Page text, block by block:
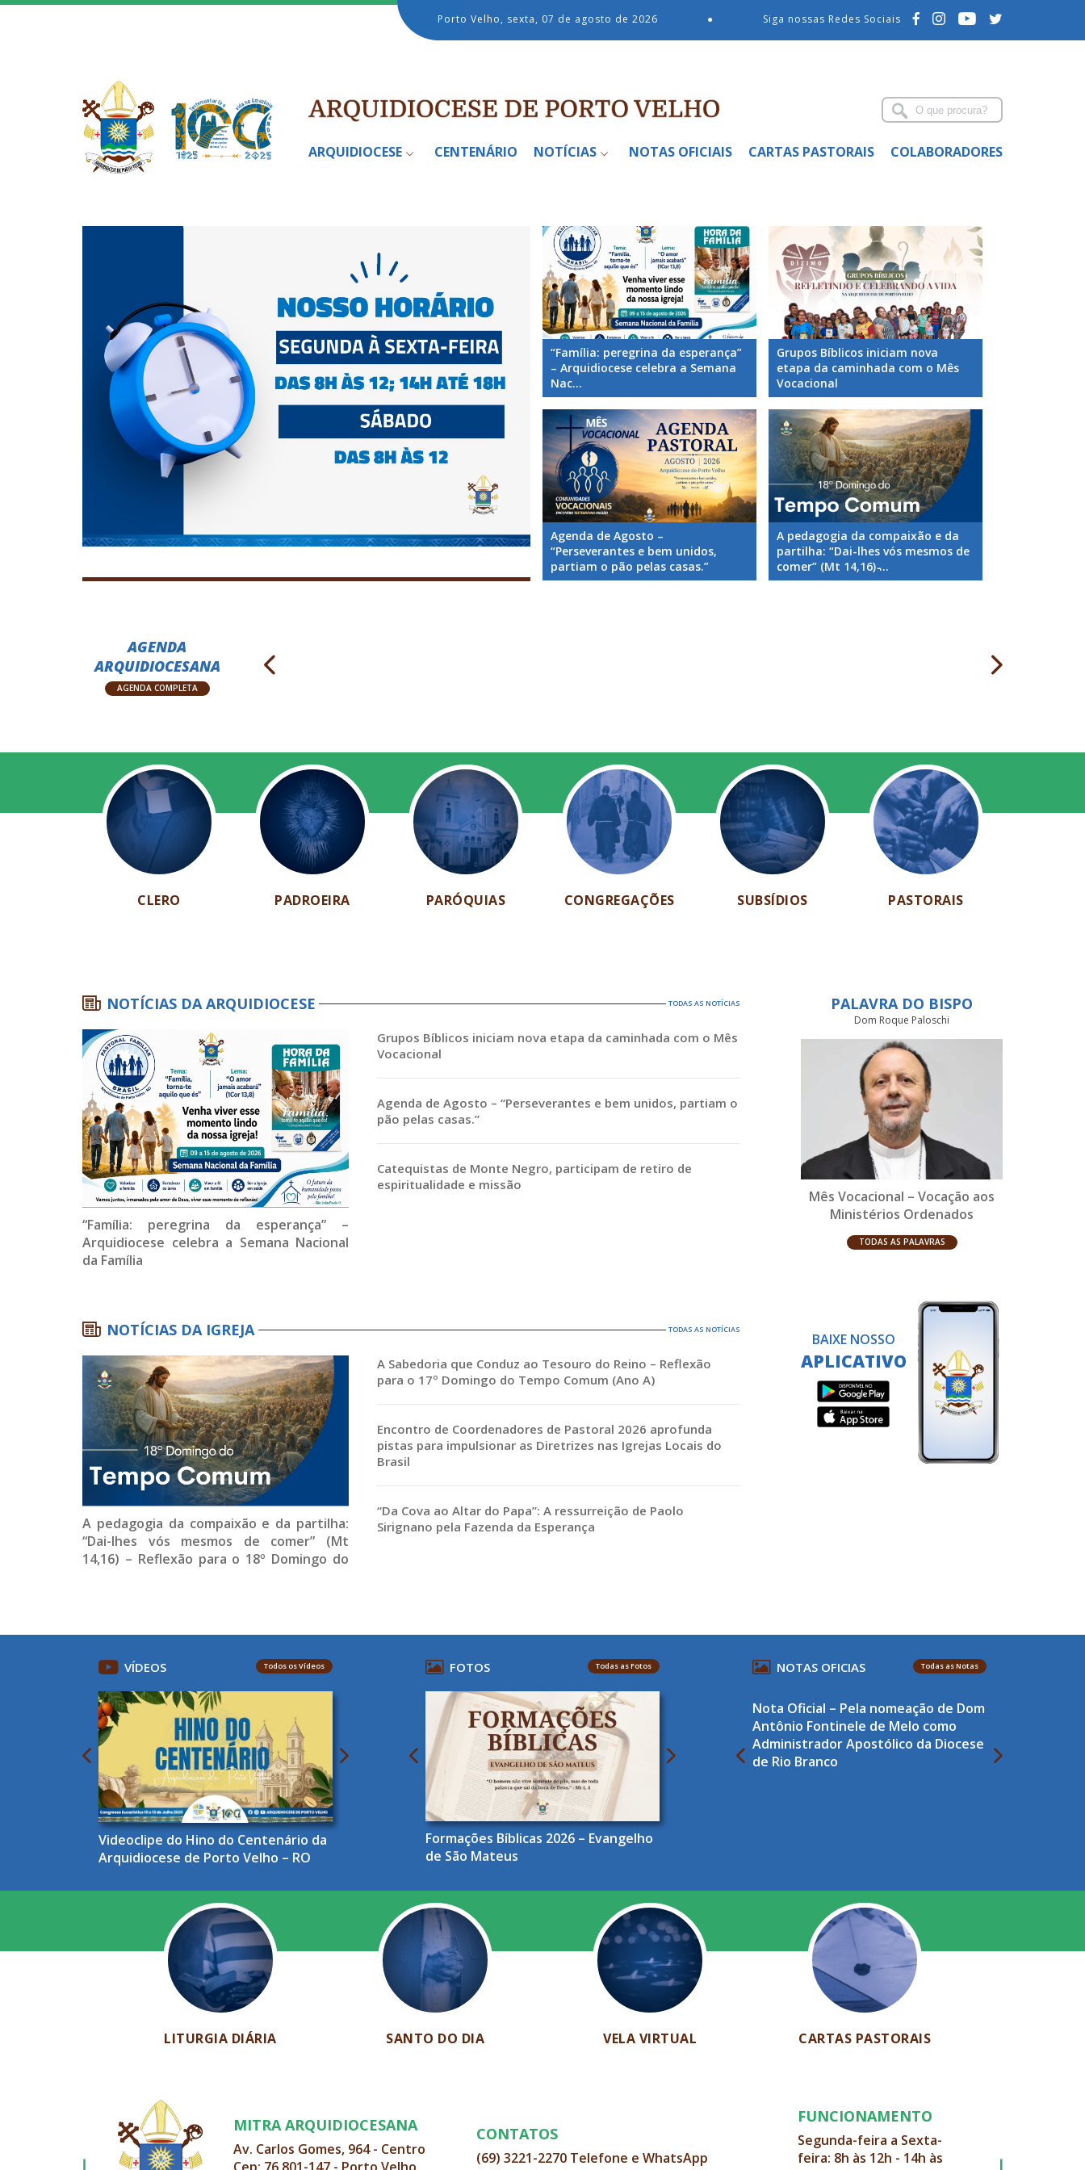
Porto Velho, sexta, 07 de agosto de 2026 ● Siga nossas Redes Sociais
ARQUIDIOCESE CENTENÁRIO NOTÍCIAS NOTAS OFICIAIS CARTAS PASTORAIS COLABORADORES
“Família: peregrina da esperança”
– Arquidiocese celebra a Semana
Nac...
Grupos Bíblicos iniciam nova
etapa da caminhada com o Mês
Vocacional
Agenda de Agosto –
“Perseverantes e bem unidos,
partiam o pão pelas casas.”
A pedagogia da compaixão e da
partilha: “Dai-lhes vós mesmos de
comer” (Mt 14,16) ̵...
AGENDA
ARQUIDIOCESANA
AGENDA COMPLETA
CLERO PADROEIRA PARÓQUIAS CONGREGAÇÕES SUBSÍDIOS PASTORAIS
NOTÍCIAS DA ARQUIDIOCESE TODAS AS NOTÍCIAS
“Família: peregrina da esperança” –
Arquidiocese celebra a Semana Nacional
da Família
Grupos Bíblicos iniciam nova etapa da caminhada com o Mês
Vocacional
Agenda de Agosto – “Perseverantes e bem unidos, partiam o
pão pelas casas.”
Catequistas de Monte Negro, participam de retiro de
espiritualidade e missão
NOTÍCIAS DA IGREJA TODAS AS NOTÍCIAS
A pedagogia da compaixão e da partilha:
“Dai-lhes vós mesmos de comer” (Mt
14,16) – Reflexão para o 18º Domingo do
A Sabedoria que Conduz ao Tesouro do Reino – Reflexão
para o 17º Domingo do Tempo Comum (Ano A)
Encontro de Coordenadores de Pastoral 2026 aprofunda
pistas para impulsionar as Diretrizes nas Igrejas Locais do
Brasil
“Da Cova ao Altar do Papa”: A ressurreição de Paolo
Sirignano pela Fazenda da Esperança
PALAVRA DO BISPO
Dom Roque Paloschi
Mês Vocacional – Vocação aos
Ministérios Ordenados
TODAS AS PALAVRAS
BAIXE NOSSO
APLICATIVO
VÍDEOS Todos os Vídeos
Videoclipe do Hino do Centenário da
Arquidiocese de Porto Velho – RO
FOTOS Todas as Fotos
Formações Bíblicas 2026 – Evangelho
de São Mateus
NOTAS OFICIAS Todas as Notas
Nota Oficial – Pela nomeação de Dom
Antônio Fontinele de Melo como
Administrador Apostólico da Diocese
de Rio Branco
LITURGIA DIÁRIA SANTO DO DIA VELA VIRTUAL CARTAS PASTORAIS
MITRA ARQUIDIOCESANA
Av. Carlos Gomes, 964 - Centro
CONTATOS
(69) 3221-2270 Telefone e WhatsApp
FUNCIONAMENTO
Segunda-feira a Sexta-
feira: 8h às 12h - 14h às